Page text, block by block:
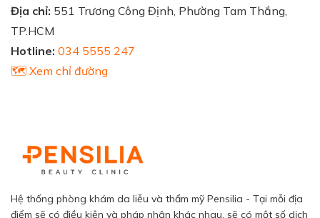
Địa chỉ: 551 Trương Công Định, Phường Tam Thắng,
TP.HCM
Hotline: 034 5555 247
🗺️ Xem chỉ đường
Hệ thống phòng khám da liễu và thẩm mỹ Pensilia - Tại mỗi địa
điểm sẽ có điều kiện và pháp nhân khác nhau, sẽ có một số dịch